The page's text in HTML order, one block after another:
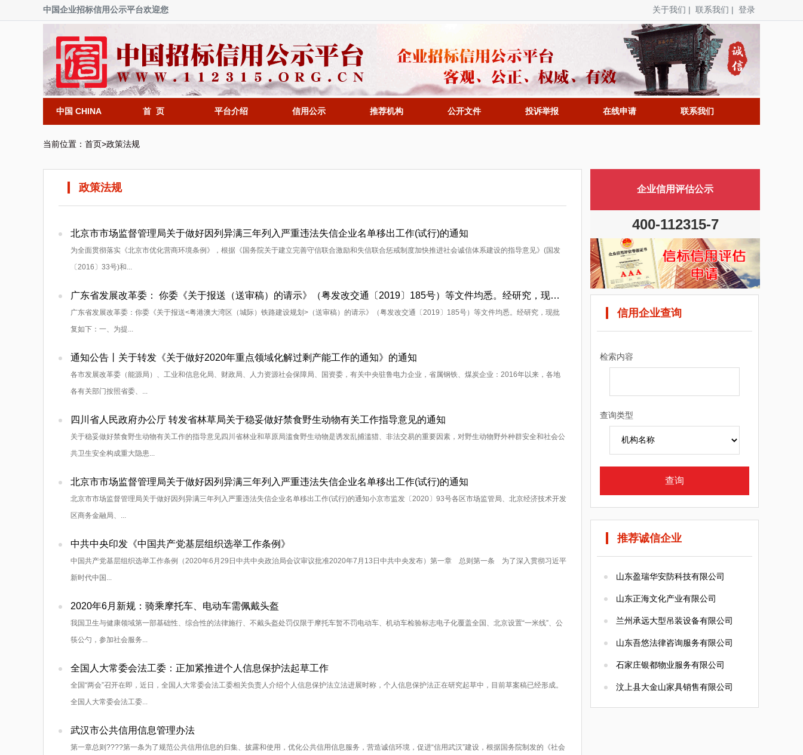
中国企业招标信用公示平台欢迎您 关于我们 | 联系我们 | 登录
中国 CHINA 首 页 平台介绍 信用公示 推荐机构 公开文件 投诉举报 在线申请 联系我们
当前位置： 首页>政策法规
政策法规
北京市市场监督管理局关于做好因列异满三年列入严重违法失信企业名单移出工作(试行)的通知
为全面贯彻落实《北京市优化营商环境条例》，根据《国务院关于建立完善守信联合激励和失信联合惩戒制度加快推进社会诚信体系建设的指导意见》(国发
〔2016〕33号)和...
广东省发展改革委： 你委《关于报送（送审稿）的请示》（粤发改交通〔2019〕185号）等文件均悉。经研究，现批复如下： 一、为提升粤港澳大湾区城际交通供给质量，
广东省发展改革委：你委《关于报送<粤港澳大湾区（城际）铁路建设规划>（送审稿）的请示》（粤发改交通〔2019〕185号）等文件均悉。经研究，现批
复如下：一、为提...
通知公告丨关于转发《关于做好2020年重点领域化解过剩产能工作的通知》的通知
各市发展改革委（能源局）、工业和信息化局、财政局、人力资源社会保障局、国资委，有关中央驻鲁电力企业，省属钢铁、煤炭企业：2016年以来，各地
各有关部门按照省委、...
四川省人民政府办公厅 转发省林草局关于稳妥做好禁食野生动物有关工作指导意见的通知
关于稳妥做好禁食野生动物有关工作的指导意见四川省林业和草原局滥食野生动物是诱发乱捕滥猎、非法交易的重要因素，对野生动物野外种群安全和社会公
共卫生安全构成重大隐患...
北京市市场监督管理局关于做好因列异满三年列入严重违法失信企业名单移出工作(试行)的通知
北京市市场监督管理局关于做好因列异满三年列入严重违法失信企业名单移出工作(试行)的通知小京市监发〔2020〕93号各区市场监管局、北京经济技术开发
区商务金融局、...
中共中央印发《中国共产党基层组织选举工作条例》
中国共产党基层组织选举工作条例（2020年6月29日中共中央政治局会议审议批准2020年7月13日中共中央发布）第一章 总则第一条 为了深入贯彻习近平
新时代中国...
2020年6月新规：骑乘摩托车、电动车需佩戴头盔
我国卫生与健康领域第一部基础性、综合性的法律施行、不戴头盔处罚仅限于摩托车暂不罚电动车、机动车检验标志电子化覆盖全国、北京设置“一米线”、公
筷公勺，参加社会服务...
全国人大常委会法工委：正加紧推进个人信息保护法起草工作
全国“两会”召开在即，近日，全国人大常委会法工委相关负责人介绍个人信息保护法立法进展时称，个人信息保护法正在研究起草中，目前草案稿已经形成。
全国人大常委会法工委...
武汉市公共信用信息管理办法
第一章总则????第一条为了规范公共信用信息的归集、披露和使用，优化公共信用信息服务，营造诚信环境，促进“信用武汉”建设，根据国务院制发的《社会
企业信用评估公示
400-112315-7
信用企业查询
检索内容
查询类型
推荐诚信企业
山东盈瑞华安防科技有限公司
山东正海文化产业有限公司
兰州承远大型吊装设备有限公司
山东吾悠法律咨询服务有限公司
石家庄银都物业服务有限公司
汶上县大金山家具销售有限公司